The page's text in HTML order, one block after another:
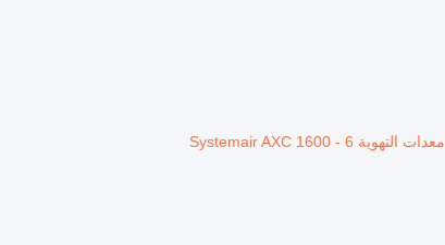
معدات التهوية Systemair AXC 1600 - 6